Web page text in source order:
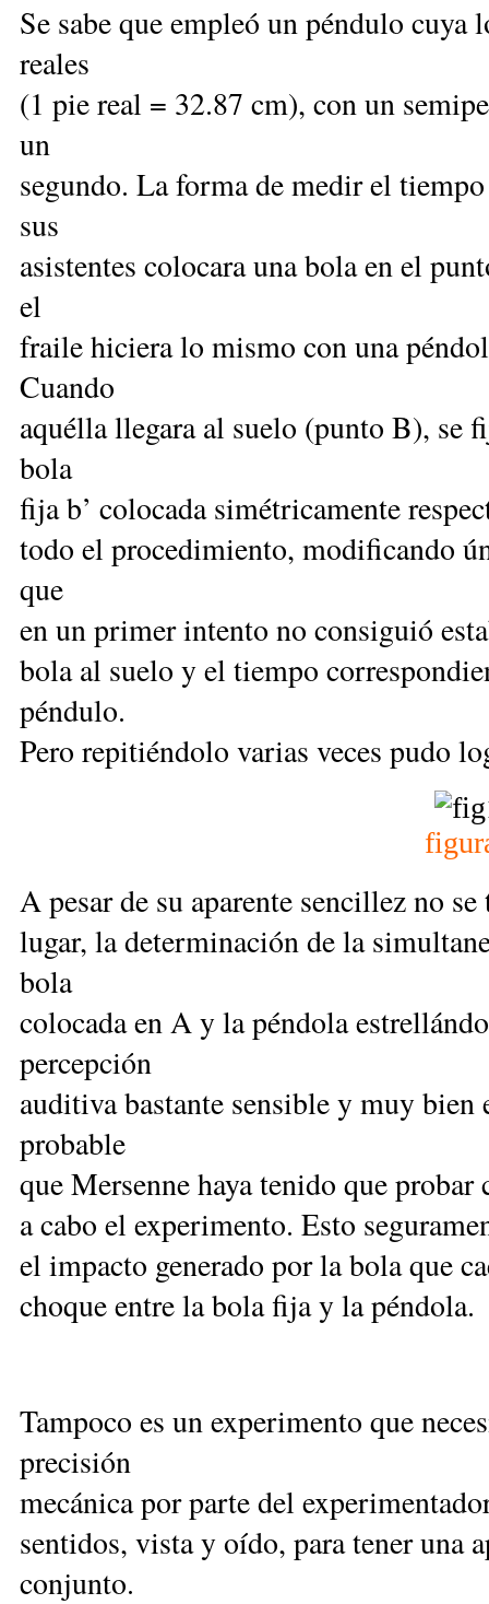
Se sabe que empleó un péndulo
reales
(1 pie real = 32.87 cm), con un
un
segundo. La forma de medir el
sus
asistentes colocara una bola en el
el
fraile hiciera lo mismo con una
Cuando
aquélla llegara al suelo (punto B), se
bola
fija b’ colocada simétricamente
todo el procedimiento, modificando
que
en un primer intento no consiguió
bola al suelo y el tiempo
péndulo.
Pero repitiéndolo varias veces pudo
A pesar de su aparente sencillez no
lugar, la determinación de la
bola
colocada en A y la péndola
percepción
auditiva bastante sensible y muy bien
probable
que Mersenne haya tenido que
a cabo el experimento. Esto
el impacto generado por la bola que
choque entre la bola fija y la péndola.
Tampoco es un experimento que
precisión
mecánica por parte del
sentidos, vista y oído, para tener una
conjunto.